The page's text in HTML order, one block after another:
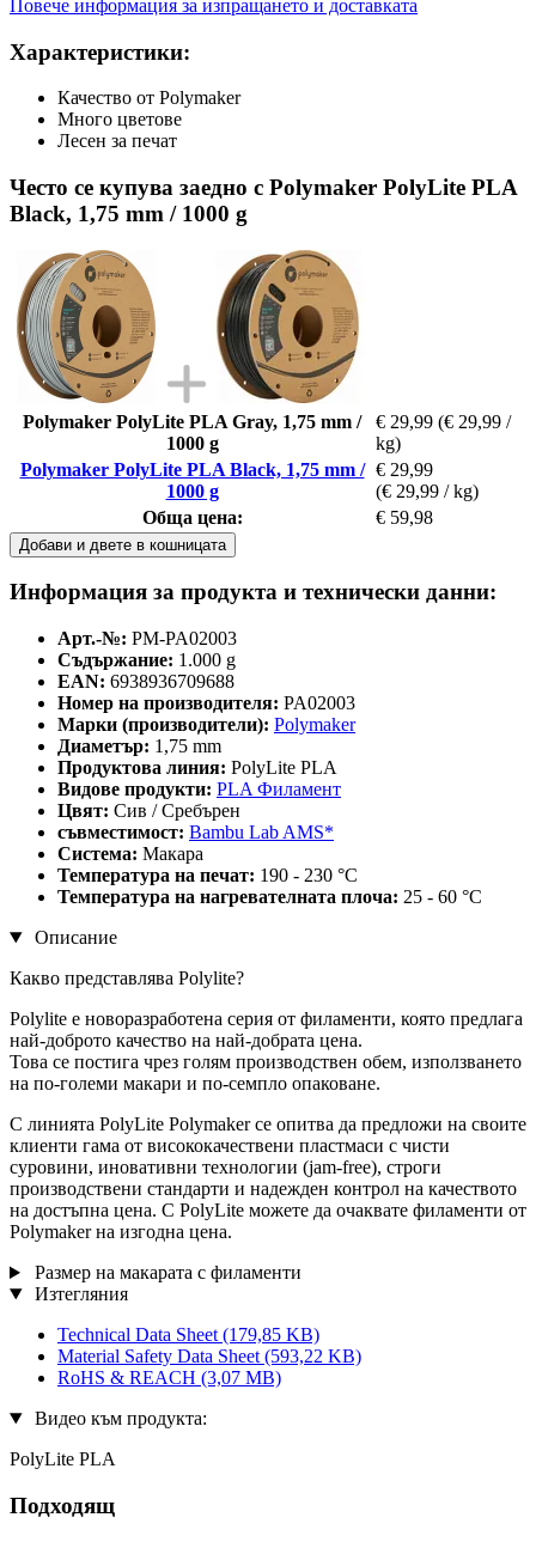
Повече информация за изпращането и доставката
Характеристики:
Качество от Polymaker
Много цветове
Лесен за печат
Често се купува заедно с Polymaker PolyLite PLA
Black, 1,75 mm / 1000 g
Polymaker PolyLite PLA Gray, 1,75 mm /
1000 g
€ 29,99 (€ 29,99 /
kg)
Polymaker PolyLite PLA Black, 1,75 mm /
1000 g
€ 29,99
(€ 29,99 / kg)
Обща цена:
€ 59,98
Добави и двете в кошницата
Информация за продукта и технически данни:
Арт.-№: PM-PA02003
Съдържание: 1.000 g
EAN: 6938936709688
Номер на производителя: PA02003
Марки (производители): Polymaker
Диаметър: 1,75 mm
Продуктова линия: PolyLite PLA
Видове продукти: PLA Филамент
Цвят: Сив / Сребърен
съвместимост: Bambu Lab AMS*
Система: Макара
Температура на печат: 190 - 230 °C
Температура на нагревателната плоча: 25 - 60 °C
Описание
Какво представлява Polylite?
Polylite е новоразработена серия от филаменти, която предлага
най-доброто качество на най-добрата цена.
Това се постига чрез голям производствен обем, използването
на по-големи макари и по-семпло опаковане.
С линията PolyLite Polymaker се опитва да предложи на своите
клиенти гама от висококачествени пластмаси с чисти
суровини, иновативни технологии (jam-free), строги
производствени стандарти и надежден контрол на качеството
на достъпна цена. С PolyLite можете да очаквате филаменти от
Polymaker на изгодна цена.
Размер на макарата с филаменти
Изтегляния
Technical Data Sheet (179,85 KB)
Material Safety Data Sheet (593,22 KB)
RoHS & REACH (3,07 MB)
Видео към продукта:
PolyLite PLA
Подходящ